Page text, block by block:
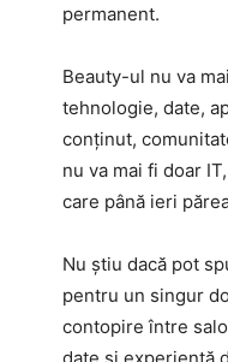
permanent.
Beauty-ul nu va
tehnologie, date,
conținut,
nu va mai fi doar
care până ieri
Nu știu dacă pot
pentru un singur
contopire între